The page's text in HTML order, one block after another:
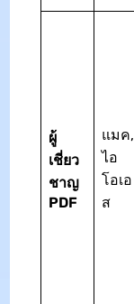
ผู้
เชี่ยว
ชาญ
PDF
แมค,
ไอ
โอเอ
ส